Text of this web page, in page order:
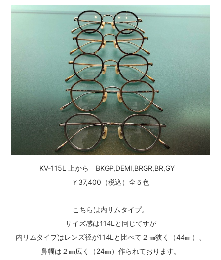
KV-115L 上から BKGP,DEMI,BRGR,BR,GY
￥37,400（税込）全５色
こちらは内リムタイプ。
サイズ感は114Lと同じですが
内リムタイプはレンズ径が114Lと比べて２㎜狭く（44㎜）、
鼻幅は２㎜広く（24㎜）作られております。